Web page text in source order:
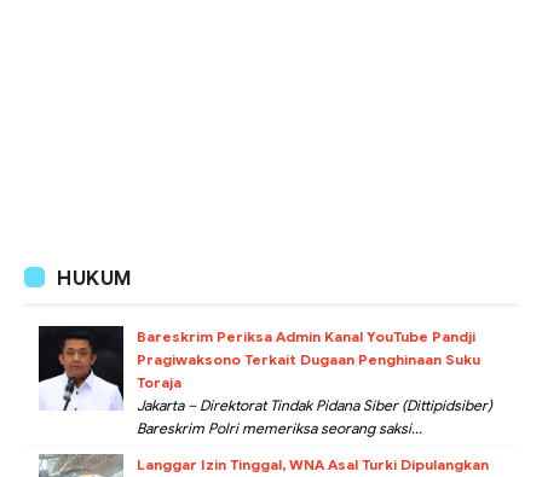
HUKUM
Bareskrim Periksa Admin Kanal YouTube Pandji
Pragiwaksono Terkait Dugaan Penghinaan Suku
Toraja
Jakarta – Direktorat Tindak Pidana Siber (Dittipidsiber)
Bareskrim Polri memeriksa seorang saksi...
Langgar Izin Tinggal, WNA Asal Turki Dipulangkan